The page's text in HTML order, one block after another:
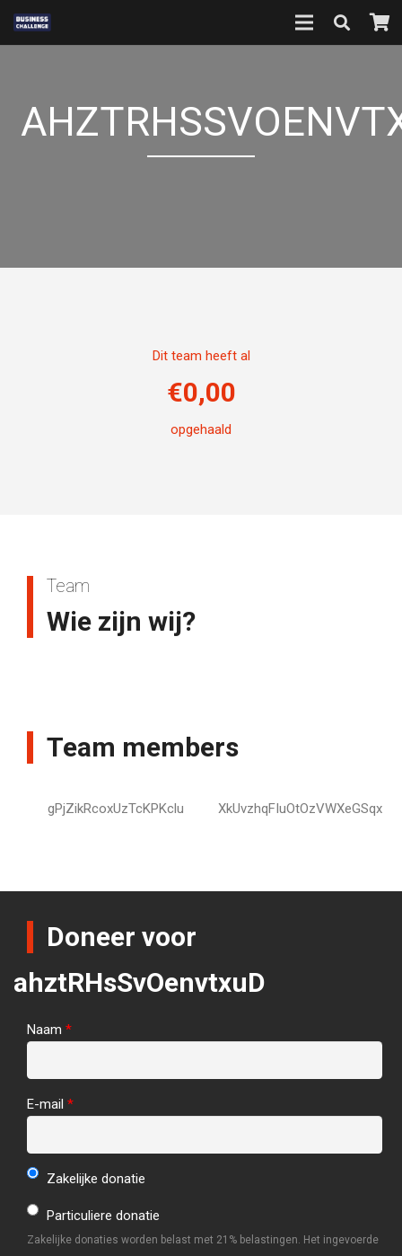
Dit team heeft al
€0,00
opgehaald
Team
Wie zijn wij?
Team members
gPjZikRcoxUzTcKPKclu XkUvzhqFIuOtOzVWXeGSqx
Doneer voor
ahztRHsSvOenvtxuD
Naam *
E-mail *
Zakelijke donatie
Particuliere donatie
Zakelijke donaties worden belast met 21% belastingen. Het ingevoerde